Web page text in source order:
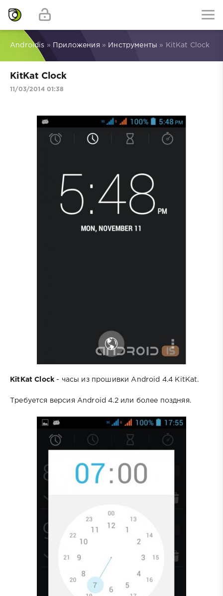
Androidis » Приложения » Инструменты » KitKat Clock
KitKat Clock
11/03/2014 01:38
KitKat Clock - часы из прошивки Android 4.4 KitKat.
Требуется версия Android 4.2 или более поздняя.